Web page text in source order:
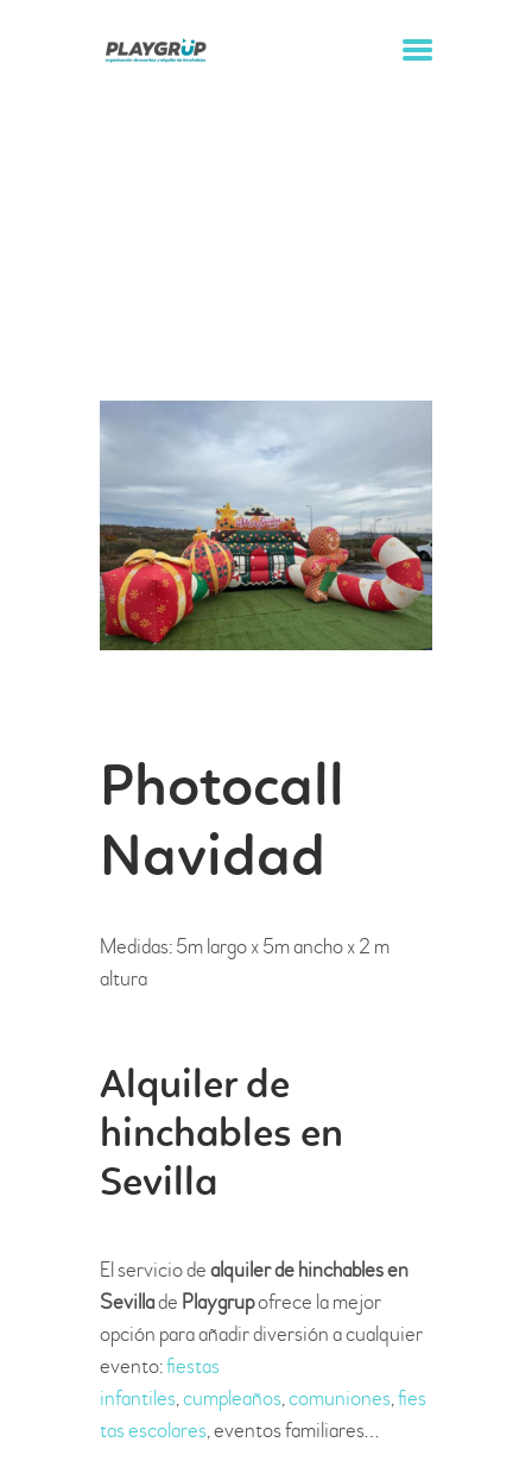
ORGANIZACIÓN DE
EVENTOS
Photocall
Navidad
Medidas: 5m largo x 5m ancho x 2 m
altura
Alquiler de
hinchables en
Sevilla
El servicio dealquiler de hinchables en
Sevillade Playgrupofrece la mejor
opción para añadir diversión a cualquier
evento:fiestas
infantiles,cumpleaños,comuniones,fies
tas escolares, eventos familiares…